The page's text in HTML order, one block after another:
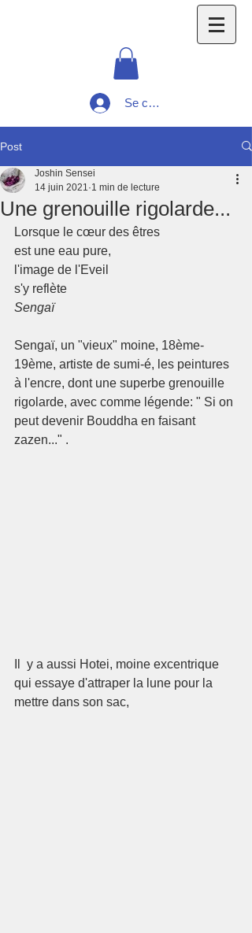
Se connecter
Post
Une grenouille rigolarde...
Joshin Sensei
14 juin 2021 1 min de lecture
Lorsque le cœur des êtres
est une eau pure,
l'image de l'Eveil
s'y reflète
Sengaï
Sengaï, un "vieux" moine, 18ème-
19ème, artiste de sumi-é, les peintures
à l'encre, dont une superbe grenouille
rigolarde, avec comme légende: " Si on
peut devenir Bouddha en faisant
zazen..." .
Il  y a aussi Hotei, moine excentrique
qui essaye d'attraper la lune pour la
mettre dans son sac,